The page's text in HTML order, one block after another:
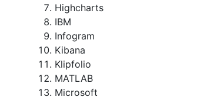
Highcharts
IBM
Infogram
Kibana
Klipfolio
MATLAB
Microsoft